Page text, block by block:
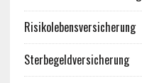
Risikolebensversicherung
Sterbegeldversicherung